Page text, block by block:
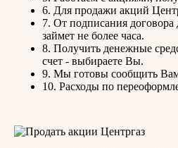
6. Для продажи акций
7. От подписания
займет не более часа.
8. Получить денежные
счет - выбираете Вы.
9. Мы готовы сообщить
10. Расходы по